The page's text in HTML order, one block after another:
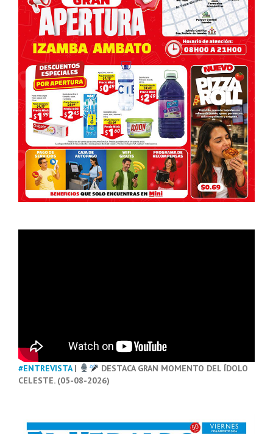
#ENTREVISTA|
DESTACA GRAN MOMENTO DEL ÍDOLO
CELESTE. (05-08-2026)